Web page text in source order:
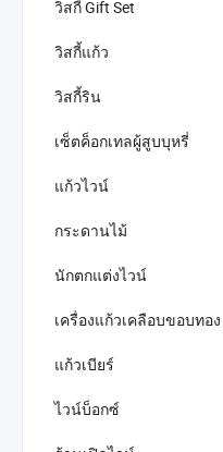
วิสกี้ Gift Set
วิสกี้แก้ว
วิสกี้ริน
เซ็ตค็อกเทลผู้สูบบุหรี่
แก้วไวน์
กระดานไม้
นักตกแต่งไวน์
เครื่องแก้วเคลือบขอบทอง
แก้วเบียร์
ไวน์บ็อกซ์